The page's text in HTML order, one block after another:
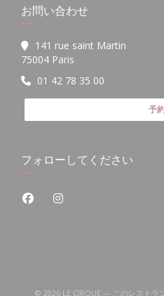
お問い合わせ
141 rue saint Martin
75004 Paris
01 42 78 35 00
予
フォローしてください
Facebook ((新しいウィン
Instagram ((新しい
© 2026 LE CIRQUE — このレストラ